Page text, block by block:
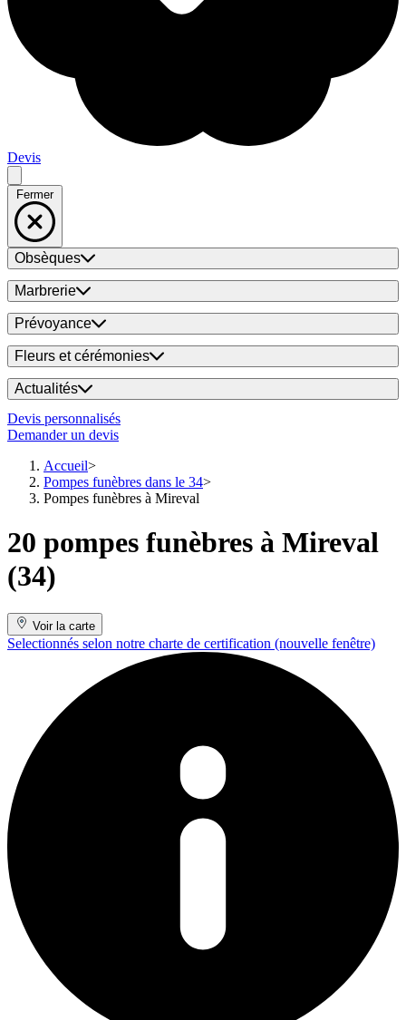
Devis
Fermer
Obsèques
Marbrerie
Prévoyance
Fleurs et cérémonies
Actualités
Devis personnalisés
Demander un devis
Accueil
Pompes funèbres dans le 34
Pompes funèbres à Mireval
20 pompes funèbres à Mireval
(34)
Voir la carte
Selectionnés selon notre charte de certification (nouvelle fenêtre)